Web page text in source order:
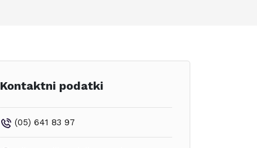
Kontaktni podatki
(05) 641 83 97